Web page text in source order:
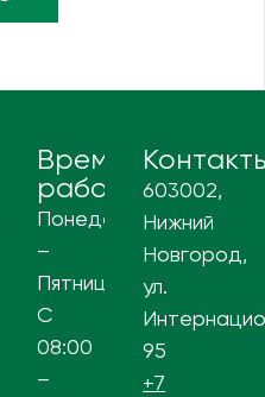
Время
работы
Понедельник
–
Пятница
С
08:00
–
603002,
Нижний
Новгород,
ул.
95
+7